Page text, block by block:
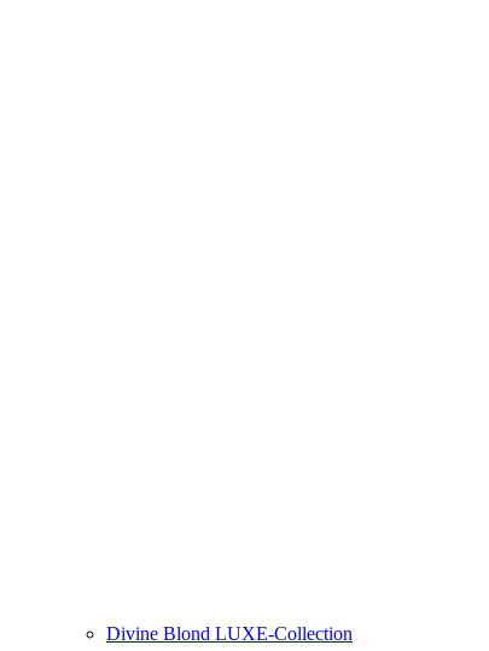
Divine Blond LUXE-Collection